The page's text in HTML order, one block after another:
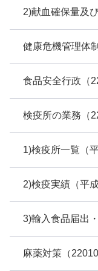
2)献血確保量及
健康危機管理体
食品安全行政（
検疫所の業務（
1)検疫所一覧（
2)検疫実績（平
3)輸入食品届出
麻薬対策（